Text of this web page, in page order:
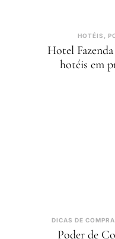
HOTÉIS,
Hotel
hotéis em
DICAS DE
Poder de